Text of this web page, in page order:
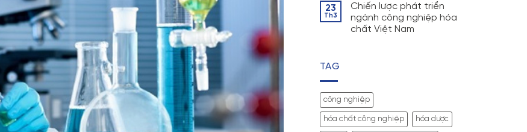
23
Th3
Chiến lược phát triển
ngành công nghiệp hóa
chất Việt Nam
TAG
công nghiệp
hóa chất công nghiệp hóa dược